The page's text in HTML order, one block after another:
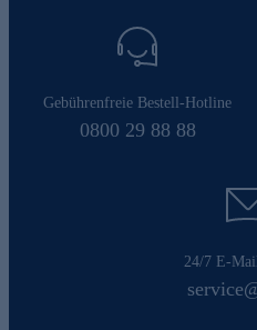
Gebührenfreie Bestell-Hotline
0800 29 88 88
24/7 E-